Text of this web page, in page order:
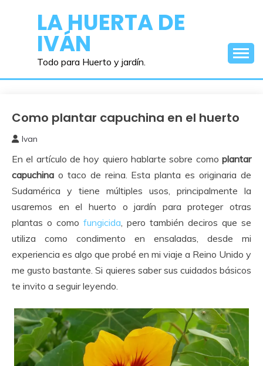
contenidoLA HUERTA DE
IVÁN
Todo para Huerto y jardín.
Como
o
Plantar
Como plantar capuchina en el huerto
marzo,
2018
Ivan
En el artículo de hoy quiero hablarte sobre como plantar
capuchina o taco de reina. Esta planta es originaria de
Sudamérica y tiene múltiples usos, principalmente la
usaremos en el huerto o jardín para proteger otras
plantas o como fungicida, pero también deciros que se
utiliza como condimento en ensaladas, desde mi
experiencia es algo que probé en mi viaje a Reino Unido y
me gusto bastante. Si quieres saber sus cuidados básicos
te invito a seguir leyendo.